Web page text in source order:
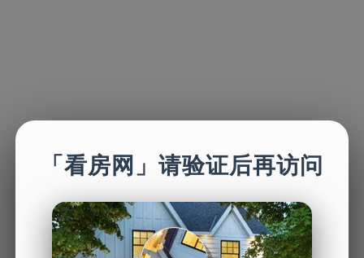
「看房网」请验证后再访问